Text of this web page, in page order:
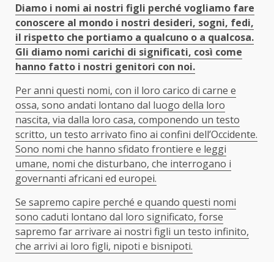
Diamo i nomi ai nostri figli perché vogliamo fare
conoscere al mondo i nostri desideri, sogni, fedi,
il rispetto che portiamo a qualcuno o a qualcosa.
Gli diamo nomi carichi di significati, così come
hanno fatto i nostri genitori con noi.
Per anni questi nomi, con il loro carico di carne e
ossa, sono andati lontano dal luogo della loro
nascita, via dalla loro casa, componendo un testo
scritto, un testo arrivato fino ai confini dell’Occidente.
Sono nomi che hanno sfidato frontiere e leggi
umane, nomi che disturbano, che interrogano i
governanti africani ed europei.
Se sapremo capire perché e quando questi nomi
sono caduti lontano dal loro significato, forse
sapremo far arrivare ai nostri figli un testo infinito,
che arrivi ai loro figli, nipoti e bisnipoti.